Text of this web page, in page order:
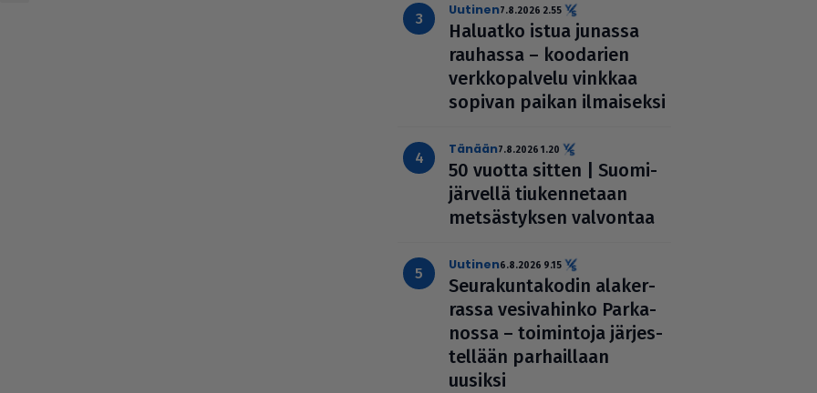
uutinen7.8.2026 2.55
Haluatko istua junassa
rauhassa – koodarien
verk­ko­pal­velu vinkkaa
sopivan paikan ilmai­seksi
Tänään7.8.2026 1.20
50 vuotta sitten | Suo­mi­
jär­vellä tiu­ken­ne­taan
met­säs­tyk­sen valvontaa
uutinen6.8.2026 9.15
Seu­ra­kun­ta­ko­din ala­ker­
rassa vesi­va­hinko Par­ka­
nossa – toi­min­toja jär­jes­
tel­lään par­hail­laan
uusiksi